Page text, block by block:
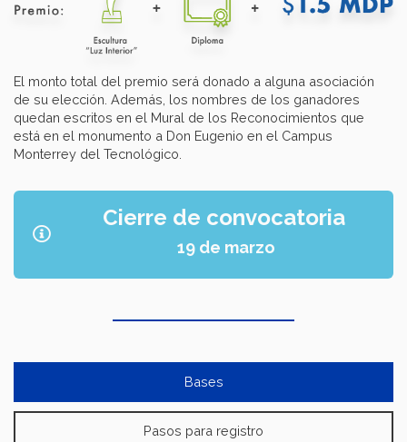
El monto total del premio será donado a alguna asociación
de su elección. Además, los nombres de los ganadores
quedan escritos en el Mural de los Reconocimientos que
está en el monumento a Don Eugenio en el Campus
Monterrey del Tecnológico.
Cierre de convocatoria
19 de marzo
Bases
Pasos para registro